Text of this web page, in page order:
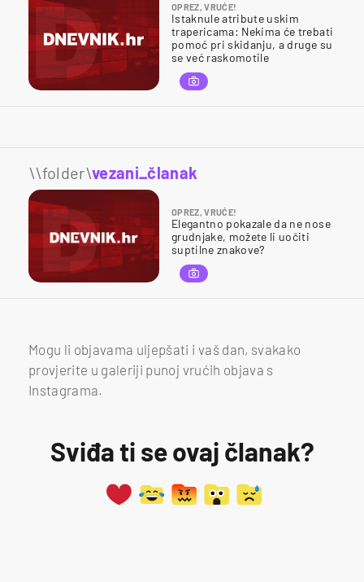
OPREZ, VRUĆE!
Istaknule atribute uskim
trapericama: Nekima će trebati
pomoć pri skidanju, a druge su
se već raskomotile
\\folder\vezani_članak
OPREZ, VRUĆE!
Elegantno pokazale da ne nose
grudnjake, možete li uočiti
suptilne znakove?
Mogu li objavama uljepšati i vaš dan, svakako
provjerite u galeriji punoj vrućih objava s
Instagrama.
Sviđa ti se ovaj članak?